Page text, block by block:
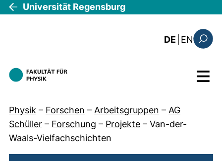
Direkt zum Inhalt
Universität Regensburg
DE EN: this
Menü
Physik – Forschen – Arbeitsgruppen – AG
Schüller – Forschung – Projekte – Van-der-
Waals-Vielfachschichten